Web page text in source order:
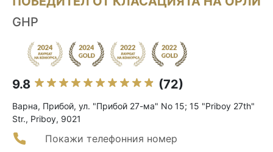
GHP
9.8 (72)
Варна, Прибой, ул. "Прибой 27-ма" No 15; 15 "Priboy 27th"
Str., Priboy, 9021
Покажи телефонния номер